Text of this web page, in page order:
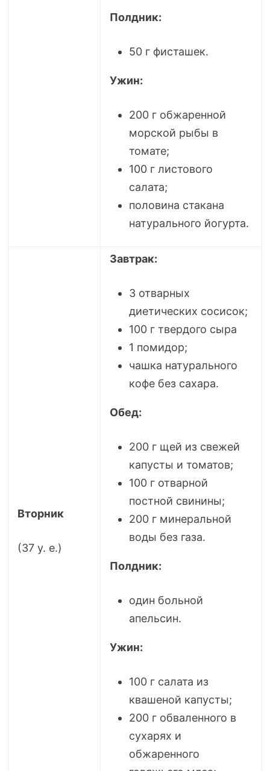
Полдник:
50 г фисташек.
Ужин:
200 г обжаренной
морской рыбы в
томате;
100 г листового
салата;
половина стакана
натурального йогурта.
Вторник
(37 у. е.)
Завтрак:
3 отварных
диетических сосисок;
100 г твердого сыра
1 помидор;
чашка натурального
кофе без сахара.
Обед:
200 г щей из свежей
капусты и томатов;
100 г отварной
постной свинины;
200 г минеральной
воды без газа.
Полдник:
один больной
апельсин.
Ужин:
100 г салата из
квашеной капусты;
200 г обваленного в
сухарях и
обжаренного